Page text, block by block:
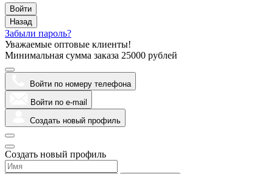
Войти
Назад
Забыли пароль?
Уважаемые оптовые клиенты!
Минимальная сумма заказа 25000 рублей
Войти по номеру телефона
Войти по e-mail
Создать новый профиль
Создать новый профиль